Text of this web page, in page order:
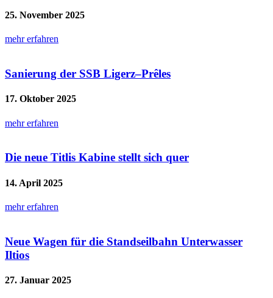
25. November 2025
mehr erfahren
Sanierung der SSB Ligerz–Prêles
17. Oktober 2025
mehr erfahren
Die neue Titlis Kabine stellt sich quer
14. April 2025
mehr erfahren
Neue Wagen für die Standseilbahn Unterwasser
Iltios
27. Januar 2025